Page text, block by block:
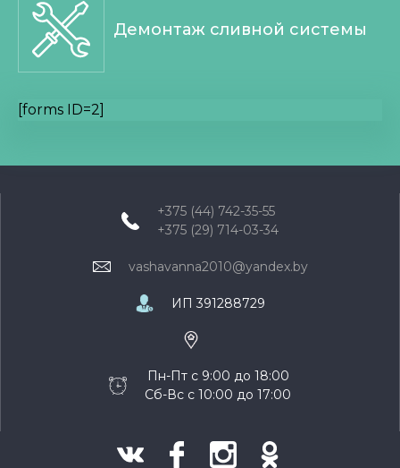
Демонтаж сливной системы
[forms ID=2]
+375 (44) 742-35-55
+375 (29) 714-03-34
vashavanna2010@yandex.by
ИП 391288729
Пн-Пт с 9:00 до 18:00
Сб-Вс с 10:00 до 17:00